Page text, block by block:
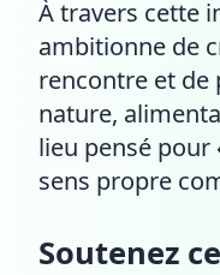
À travers cette
ambitionne de
rencontre et de
nature,
lieu pensé pour
sens propre
Soutenez